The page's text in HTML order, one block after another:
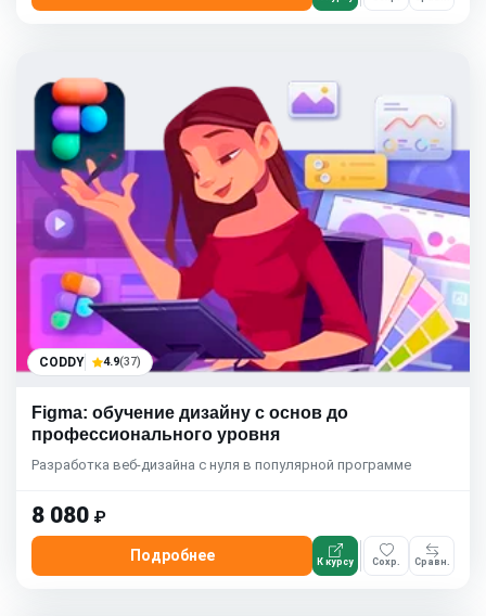
CODDY 4.9(37)
Figma: обучение дизайну с основ до
профессионального уровня
Разработка веб-дизайна с нуля в популярной программе
8 080 ₽
Подробнее К курсу Сохр. Сравн.